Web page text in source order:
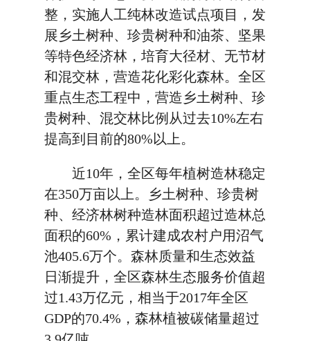
整，实施人工纯林改造试点项目，发
展乡土树种、珍贵树种和油茶、坚果
等特色经济林，培育大径材、无节材
和混交林，营造花化彩化森林。全区
重点生态工程中，营造乡土树种、珍
贵树种、混交林比例从过去10%左右
提高到目前的80%以上。
近10年，全区每年植树造林稳定
在350万亩以上。乡土树种、珍贵树
种、经济林树种造林面积超过造林总
面积的60%，累计建成农村户用沼气
池405.6万个。森林质量和生态效益
日渐提升，全区森林生态服务价值超
过1.43万亿元，相当于2017年全区
GDP的70.4%，森林植被碳储量超过